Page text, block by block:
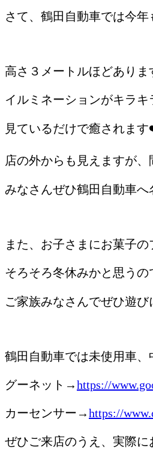
さて、鶴田自動車では今
高さ３メートルほどありま
イルミネーションがキラキ
見ているだけで癒されま
店の外からも見えますが
みなさんぜひ鶴田自動車
また、お子さまにお菓子
そろそろ冬休みかと思うの
ご家族みなさんでぜひ遊
鶴田自動車では未使用車
グーネット→https://
カーセンサー→https://
ぜひご来店のうえ、実際